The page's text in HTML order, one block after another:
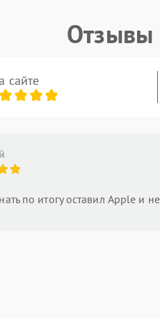
Отзывы
сайте
по итогу оставил Apple и